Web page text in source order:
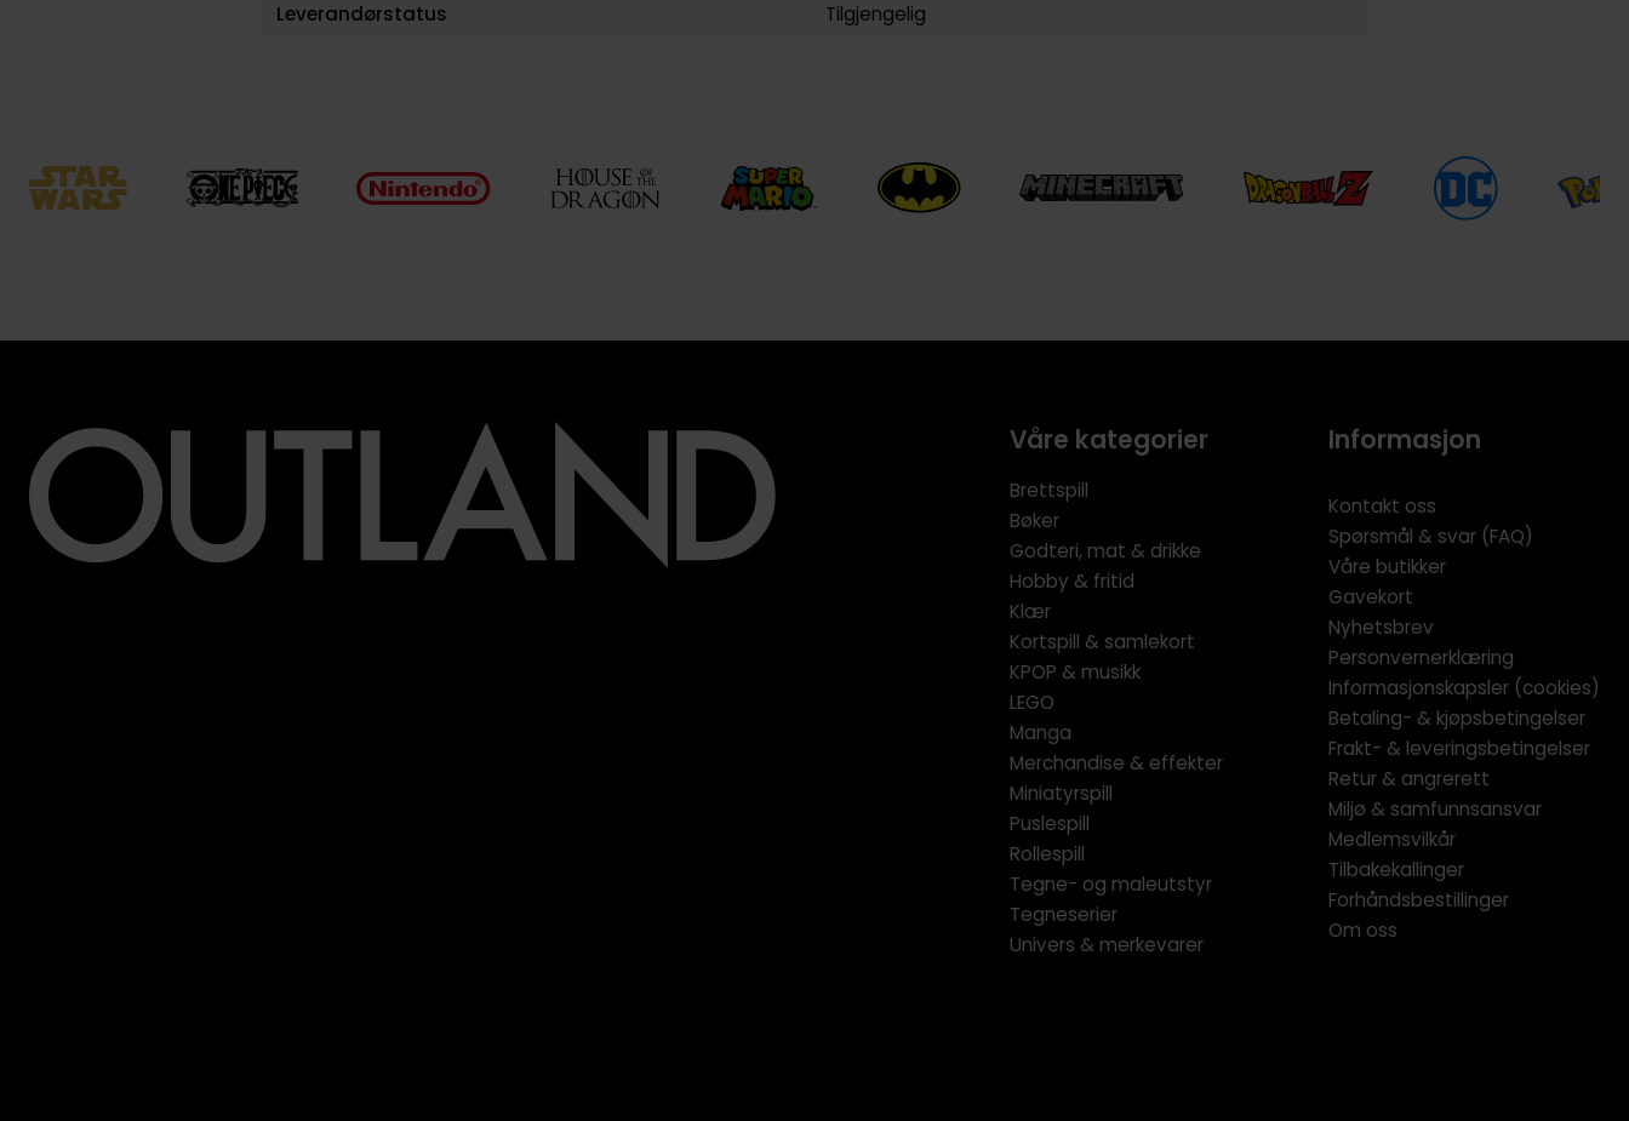
Leverandørstatus
Tilgjengelig
Våre kategorier
Brettspill
Bøker
Godteri, mat & drikke
Hobby & fritid
Klær
Kortspill & samlekort
KPOP & musikk
LEGO
Manga
Merchandise & effekter
Miniatyrspill
Puslespill
Rollespill
Tegne- og maleutstyr
Tegneserier
Univers & merkevarer
Informasjon
Kontakt oss
Spørsmål & svar (FAQ)
Våre butikker
Gavekort
Nyhetsbrev
Personvernerklæring
Informasjonskapsler (cookies)
Betaling- & kjøpsbetingelser
Frakt- & leveringsbetingelser
Retur & angrerett
Miljø & samfunnsansvar
Medlemsvilkår
Tilbakekallinger
Forhåndsbestillinger
Om oss